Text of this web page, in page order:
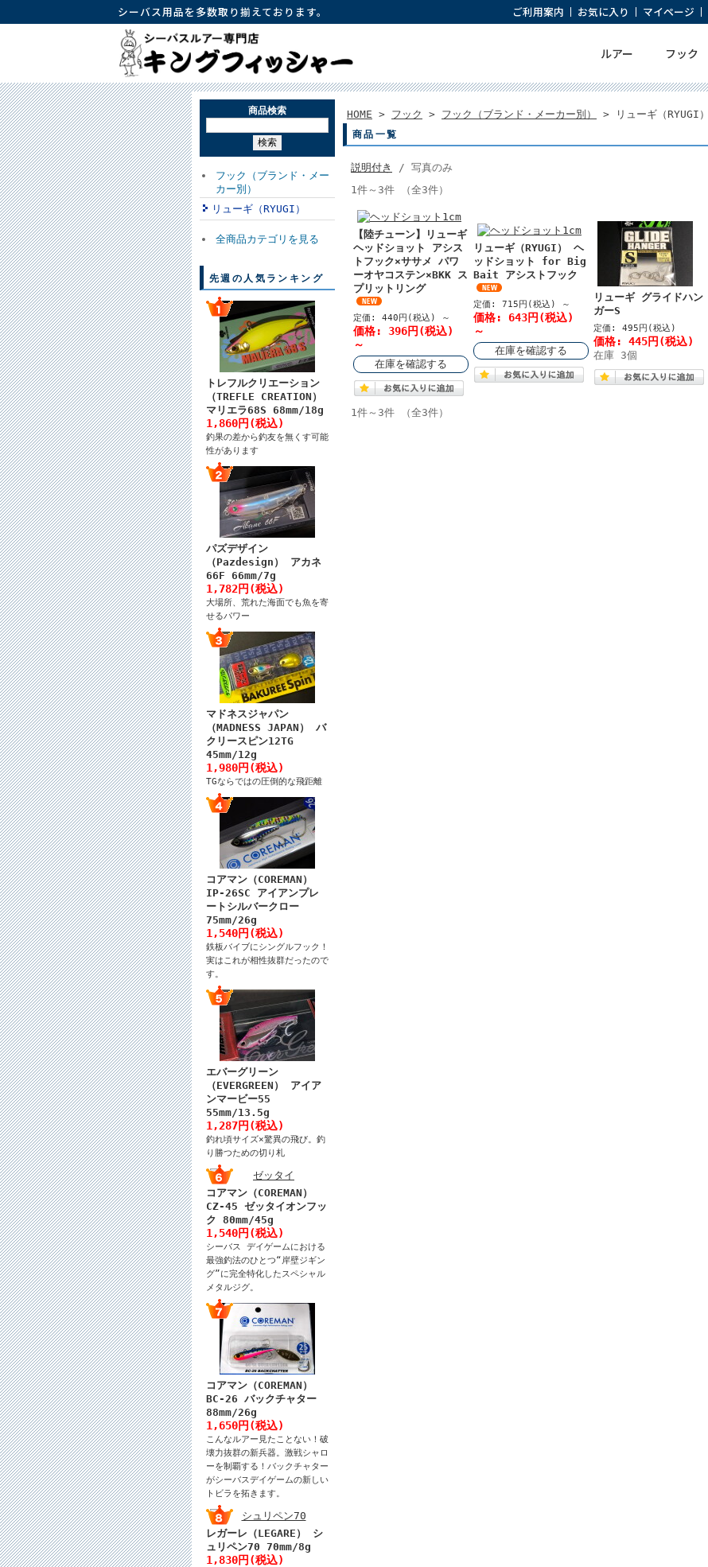
シーバス用品を多数取り揃えております。 ご利用案内 お気に入り マイページ
ルアー フック
商品検索
フック（ブランド・メー
カー別）
リューギ（RYUGI）
全商品カテゴリを見る
先週の人気ランキング
トレフルクリエーション
（TREFLE CREATION）
マリエラ68S 68mm/18g
1,860円(税込)
釣果の差から釣友を無くす可能
性があります
パズデザイン
（Pazdesign） アカネ
66F 66mm/7g
1,782円(税込)
大場所、荒れた海面でも魚を寄
せるパワー
マドネスジャパン
（MADNESS JAPAN） バ
クリースピン12TG
45mm/12g
1,980円(税込)
TGならではの圧倒的な飛距離
コアマン（COREMAN）
IP-26SC アイアンプレ
ートシルバークロー
75mm/26g
1,540円(税込)
鉄板バイブにシングルフック！
実はこれが相性抜群だったので
す。
エバーグリーン
（EVERGREEN） アイア
ンマービー55
55mm/13.5g
1,287円(税込)
釣れ頃サイズ×驚異の飛び。釣
り勝つための切り札
コアマン（COREMAN）
CZ-45 ゼッタイオンフッ
ク 80mm/45g
1,540円(税込)
シーバス デイゲームにおける
最強釣法のひとつ“岸壁ジギン
グ”に完全特化したスペシャル
メタルジグ。
コアマン（COREMAN）
BC-26 バックチャター
88mm/26g
1,650円(税込)
こんなルアー見たことない！破
壊力抜群の新兵器。激戦シャロ
ーを制覇する！バックチャター
がシーバスデイゲームの新しい
トビラを拓きます。
レガーレ（LEGARE） シ
ュリペン70 70mm/8g
1,830円(税込)
HOME > フック > フック（ブランド・メーカー別） > リューギ（RYUGI）
商品一覧
説明付き
/ 写真のみ
1件～3件 （全3件）
【陸チューン】リューギ
ヘッドショット アシス
トフック×ササメ パワ
ーオヤコステン×BKK ス
プリットリング
定価: 440円(税込) ～
価格: 396円(税込)
～
在庫を確認する
リューギ（RYUGI） ヘ
ッドショット for Big
Bait アシストフック
定価: 715円(税込) ～
価格: 643円(税込)
～
在庫を確認する
リューギ グライドハン
ガーS
定価: 495円(税込)
価格: 445円(税込)
在庫 3個
1件～3件 （全3件）